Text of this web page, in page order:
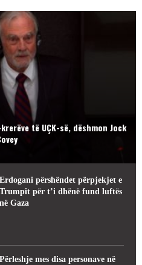
të UÇK-së, dëshmon Jock
Erdogani përshëndet përpjekjet e
Trumpit për t’i dhënë fund luftës
në Gaza
Përleshje mes disa personave në